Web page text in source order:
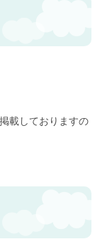
載しておりますの